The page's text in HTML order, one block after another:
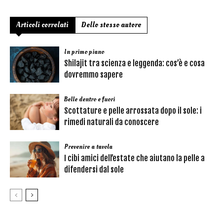
Articoli correlati Dello stesso autore
In primo piano
Shilajit tra scienza e leggenda: cos’è e cosa
dovremmo sapere
Belle dentro e fuori
Scottature e pelle arrossata dopo il sole: i
rimedi naturali da conoscere
Prevenire a tavola
I cibi amici dell’estate che aiutano la pelle a
difendersi dal sole